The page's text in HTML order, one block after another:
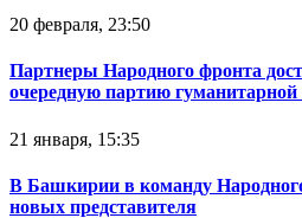
20 февраля, 23:50
Партнеры Народного фронта
очередную партию
21 января, 15:35
В Башкирии в команду
новых представителя